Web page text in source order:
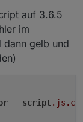
auf 3.6.5
im
gelb und
script.js